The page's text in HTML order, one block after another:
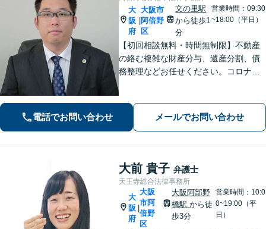
大
阪
府
大阪市
阿倍野
区
文の里駅
から徒歩1
分
営業時間：09:30
~18:00（平日）
【初回相談無料・時間無制限】不動産
の絡む複雑な財産分与、遺産分割、債
務整理などお任せください。コロナ禍
添い、皆さまが安心して暮らせるよ
う、全力でお守りします。
電話でお問い合わせ メールでお問い合わせ
大前 貴子 弁護士
天王寺総合法律事務所
大
阪
府
大阪
市阿
倍野
区
大阪阿部野
橋駅から徒
歩3分
営業時間：10:0
0~19:00（平
日）